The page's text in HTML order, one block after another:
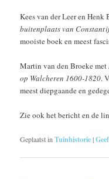
Kees van der Leer en Henk
buitenplaats van
mooiste boek en meest
Martin van den Broeke met
op Walcheren 1600-1820.
meest diepgaande en
Zie ook het bericht en de
Geplaatst in Tuinhistorie|